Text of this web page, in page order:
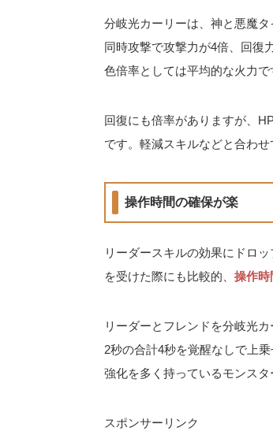
分岐光カーリーは、神と悪魔
同時攻撃で攻撃力が4倍、回復
色倍率としては平均的な火力で
回復にも倍率がありますが、
です。軽減スキルなどと合わせ
操作時間の確保が楽
リーダースキルの効果にドロ
を受けた際にも比較的、 操作時
リーダーとフレンドを分岐光
2秒の合計4秒を覚醒なしで上
強化を多く持っているモンスタ
スポンサーリンク